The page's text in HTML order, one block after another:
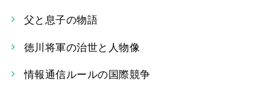
シ
ョ
父と息子の物語
徳川将軍の治世と人物像
情報通信ルールの国際競争